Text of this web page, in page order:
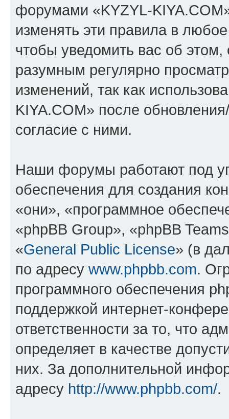
форумами «KYZYL-
изменять эти правила в
чтобы уведомить вас об
разумным регулярно
изменений, так как
KIYA.COM» после
согласие с ними.
Наши форумы работают под
обеспечения для создания
«они», «программное
«phpBB Group», «phpBB
«General Public License» (в
по адресу www.phpbb.com.
программного обеспечения
поддержкой интернет-
ответственности за то, что
определяет в качестве
них. За дополнительной
адресу http://www.phpbb.com/.